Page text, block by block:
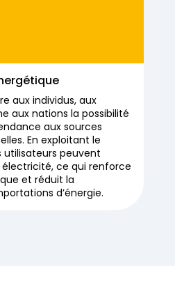
aux individus, aux
aux nations la possibilité
aux sources
En exploitant le
utilisateurs peuvent
ce qui renforce
et réduit la
d’énergie.